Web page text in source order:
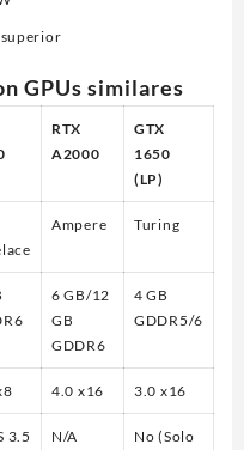
GPUs similares
RTX
A2000
GTX
1650
(LP)
Ampere Turing
6 GB/12
GB
GDDR6
4 GB
GDDR5/6
4.0 x16 3.0 x16
3.5
N/A
No (Solo